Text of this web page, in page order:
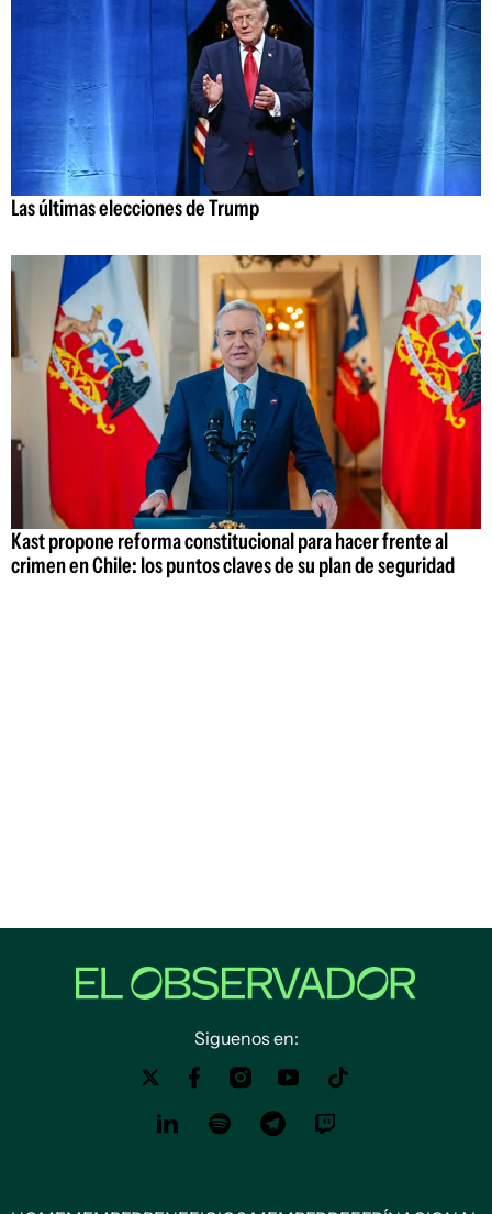
Las últimas elecciones de Trump
Kast propone reforma constitucional para hacer frente al
crimen en Chile: los puntos claves de su plan de seguridad
Siguenos en: